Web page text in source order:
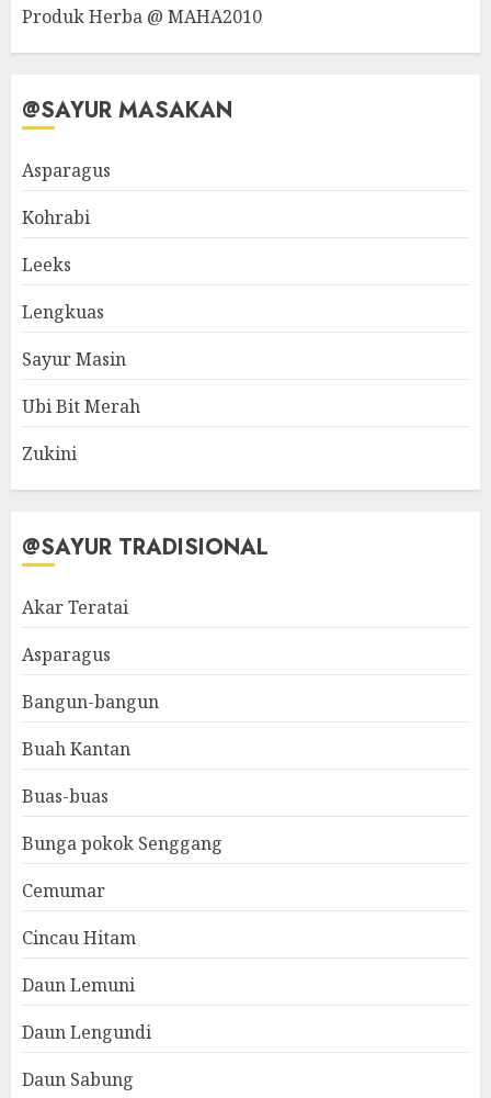
Produk Herba @ MAHA2010
@SAYUR MASAKAN
Asparagus
Kohrabi
Leeks
Lengkuas
Sayur Masin
Ubi Bit Merah
Zukini
@SAYUR TRADISIONAL
Akar Teratai
Asparagus
Bangun-bangun
Buah Kantan
Buas-buas
Bunga pokok Senggang
Cemumar
Cincau Hitam
Daun Lemuni
Daun Lengundi
Daun Sabung